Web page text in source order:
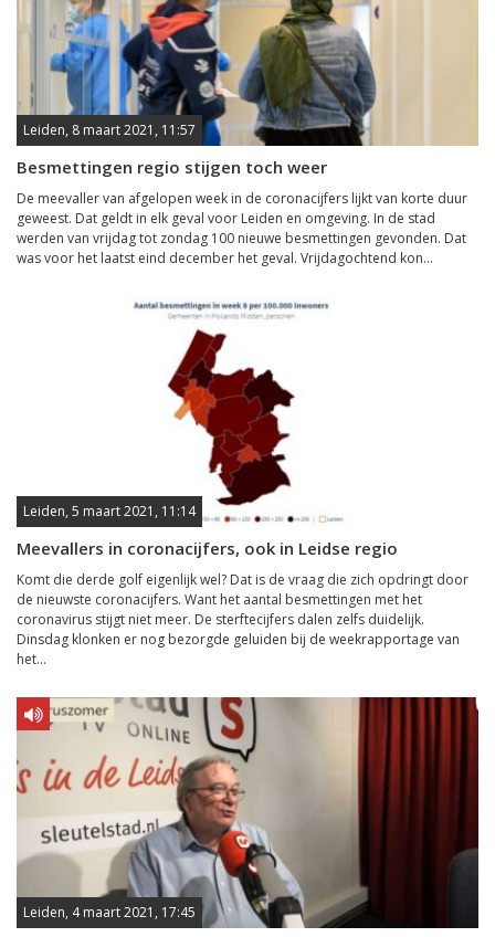
Leiden, 8 maart 2021, 11:57
Besmettingen regio stijgen toch weer
De meevaller van afgelopen week in de coronacijfers lijkt van korte duur
geweest. Dat geldt in elk geval voor Leiden en omgeving. In de stad
werden van vrijdag tot zondag 100 nieuwe besmettingen gevonden. Dat
was voor het laatst eind december het geval. Vrijdagochtend kon...
Leiden, 5 maart 2021, 11:14
Meevallers in coronacijfers, ook in Leidse regio
Komt die derde golf eigenlijk wel? Dat is de vraag die zich opdringt door
de nieuwste coronacijfers. Want het aantal besmettingen met het
coronavirus stijgt niet meer. De sterftecijfers dalen zelfs duidelijk.
Dinsdag klonken er nog bezorgde geluiden bij de weekrapportage van
het...
Leiden, 4 maart 2021, 17:45